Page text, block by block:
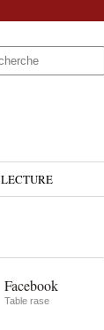
LECTURE
Facebook
Table rase